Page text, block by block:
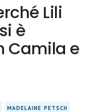
Lili
è
Camila e
MADELAINE PETSCH